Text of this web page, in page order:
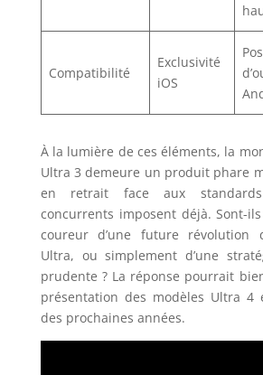
Compatibilité
Exclusivité
iOS
À la lumière de ces éléments, la
Ultra 3 demeure un produit phare
en retrait face aux
concurrents imposent déjà. Sont-
coureur d’une future révolution
Ultra, ou simplement d’une
prudente ? La réponse pourrait
présentation des modèles Ultra
des prochaines années.